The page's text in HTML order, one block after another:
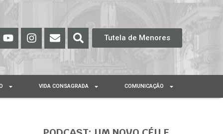
Tutela de Menores
VIDA CONSAGRADA COMUNICAÇÃO